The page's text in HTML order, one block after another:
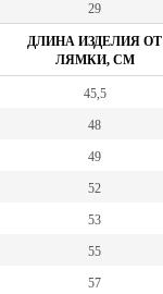
29
ДЛИНА ИЗДЕЛИЯ ОТ
ЛЯМКИ, СМ
45,5
48
49
52
53
55
57